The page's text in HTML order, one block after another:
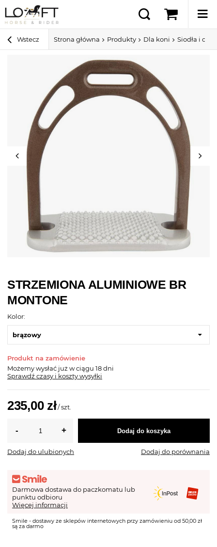
Wstecz Strona główna Produkty Dla koni Siodła i
STRZEMIONA ALUMINIOWE BR
MONTONE
Kolor:
brązowy
Produkt na zamówienie
Możemy wysłać już w ciągu 18 dni
Sprawdź czasy i koszty wysyłki
235,00 zł/szt.
Dodaj do koszyka
Dodaj do ulubionych Dodaj do porównania
Darmowa dostawa do paczkomatu lub
punktu odbioru
Więcej informacji
Smile - dostawy ze sklepów internetowych przy zamówieniu od 50,00 zł
są za darmo